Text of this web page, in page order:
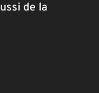
de la